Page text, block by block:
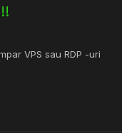
VPS sau RDP -uri